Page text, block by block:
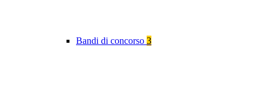
Bandi di concorso 3